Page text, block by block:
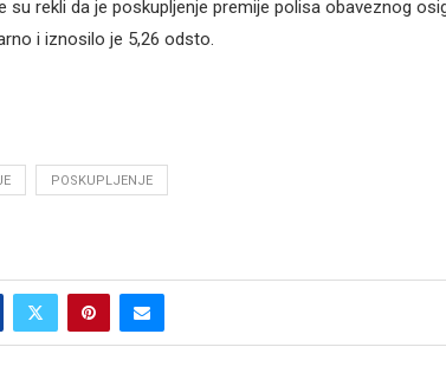
su rekli da je poskupljenje premije polisa obaveznog
i iznosilo je 5,26 odsto.
POSKUPLJENJE